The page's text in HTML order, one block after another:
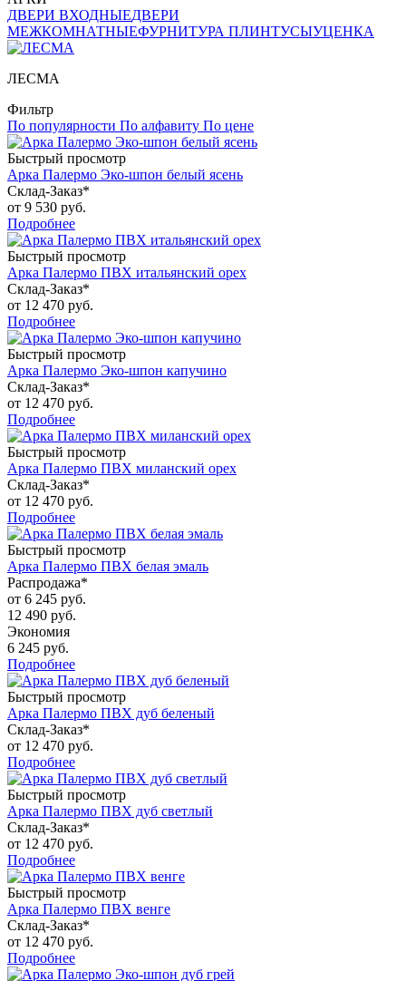
ДВЕРИ ВХОДНЫЕДВЕРИ
МЕЖКОМНАТНЫЕФУРНИТУРА ПЛИНТУСЫУЦЕНКА
ЛЕСМА
Фильтр
По популярности По алфавиту По цене
Быстрый просмотр
Арка Палермо Эко-шпон белый ясень
Склад-Заказ*
от 9 530 руб.
Подробнее
Быстрый просмотр
Арка Палермо ПВХ итальянский орех
Склад-Заказ*
от 12 470 руб.
Подробнее
Быстрый просмотр
Арка Палермо Эко-шпон капучино
Склад-Заказ*
от 12 470 руб.
Подробнее
Быстрый просмотр
Арка Палермо ПВХ миланский орех
Склад-Заказ*
от 12 470 руб.
Подробнее
Быстрый просмотр
Арка Палермо ПВХ белая эмаль
Распродажа*
от 6 245 руб.
12 490 руб.
Экономия
6 245 руб.
Подробнее
Быстрый просмотр
Арка Палермо ПВХ дуб беленый
Склад-Заказ*
от 12 470 руб.
Подробнее
Быстрый просмотр
Арка Палермо ПВХ дуб светлый
Склад-Заказ*
от 12 470 руб.
Подробнее
Быстрый просмотр
Арка Палермо ПВХ венге
Склад-Заказ*
от 12 470 руб.
Подробнее